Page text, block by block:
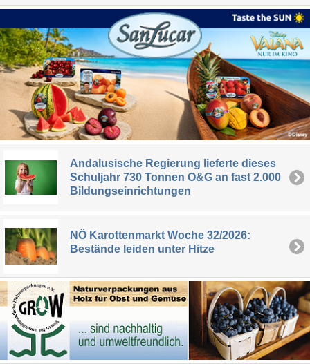
Andalusische Regierung lieferte dieses
Schuljahr 730 Tonnen O&G an fast 2.000
Bildungseinrichtungen
NÖ Karottenmarkt Woche 32/2026:
Bestände leiden unter Hitze